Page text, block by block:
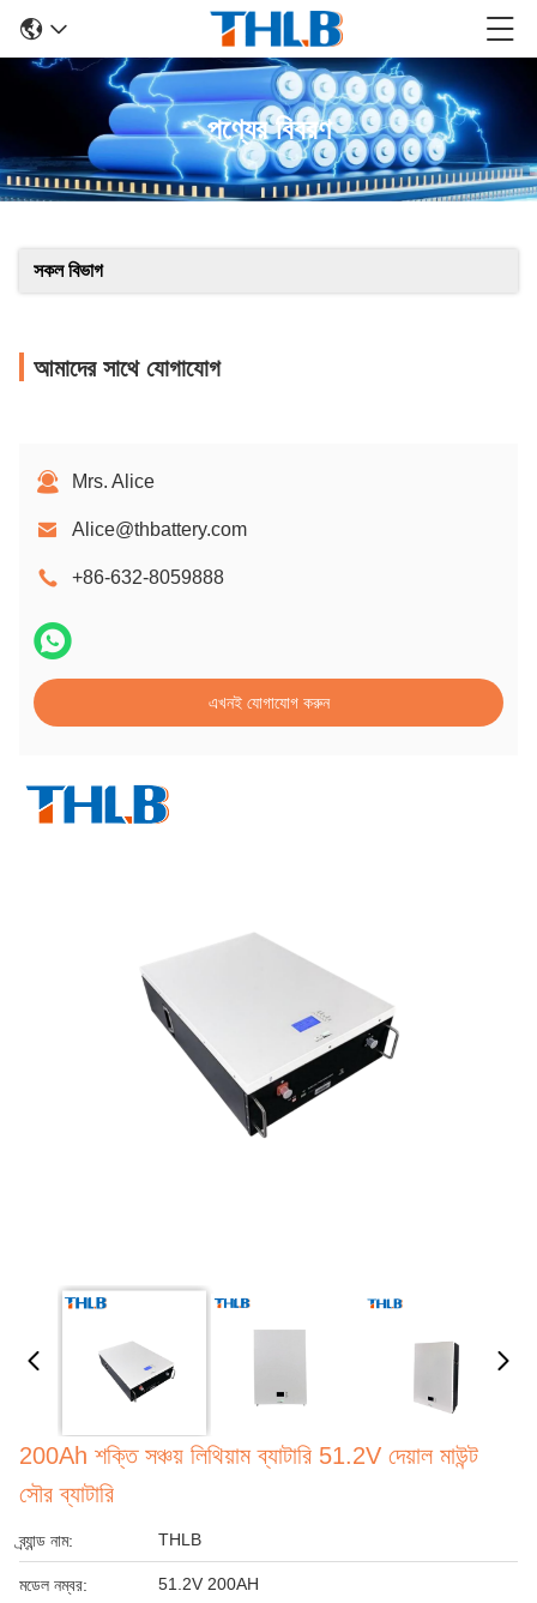
পণ্যের বিবরণ
সকল বিভাগ
আমাদের সাথে যোগাযোগ
Mrs. Alice
Alice@thbattery.com
+86-632-8059888
এখনই যোগাযোগ করুন
200Ah শক্তি সঞ্চয় লিথিয়াম ব্যাটারি 51.2V দেয়াল মাউন্ট
সৌর ব্যাটারি
ব্র্যান্ড নাম: THLB
মডেল নম্বর: 51.2V 200AH